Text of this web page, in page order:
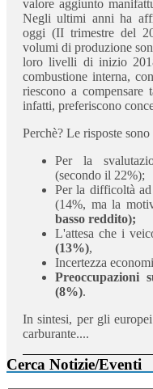
valore aggiunto
Negli ultimi anni ha
oggi (II trimestre del
volumi di produzione
loro livelli di inizio
combustione interna,
riescono a
infatti, preferiscono
Perchè? Le risposte sono
Per la
(secondo il 22%);
Per la difficoltà ad
(14%, ma la
basso reddito);
L'attesa che i
(13%),
Incertezza
Preoccupazioni
(8%).
In sintesi, per gli
carburante....
Cerca Notizie/Eventi